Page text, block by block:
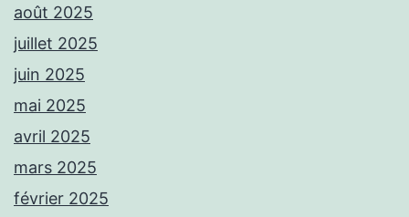
août 2025
juillet 2025
juin 2025
mai 2025
avril 2025
mars 2025
février 2025